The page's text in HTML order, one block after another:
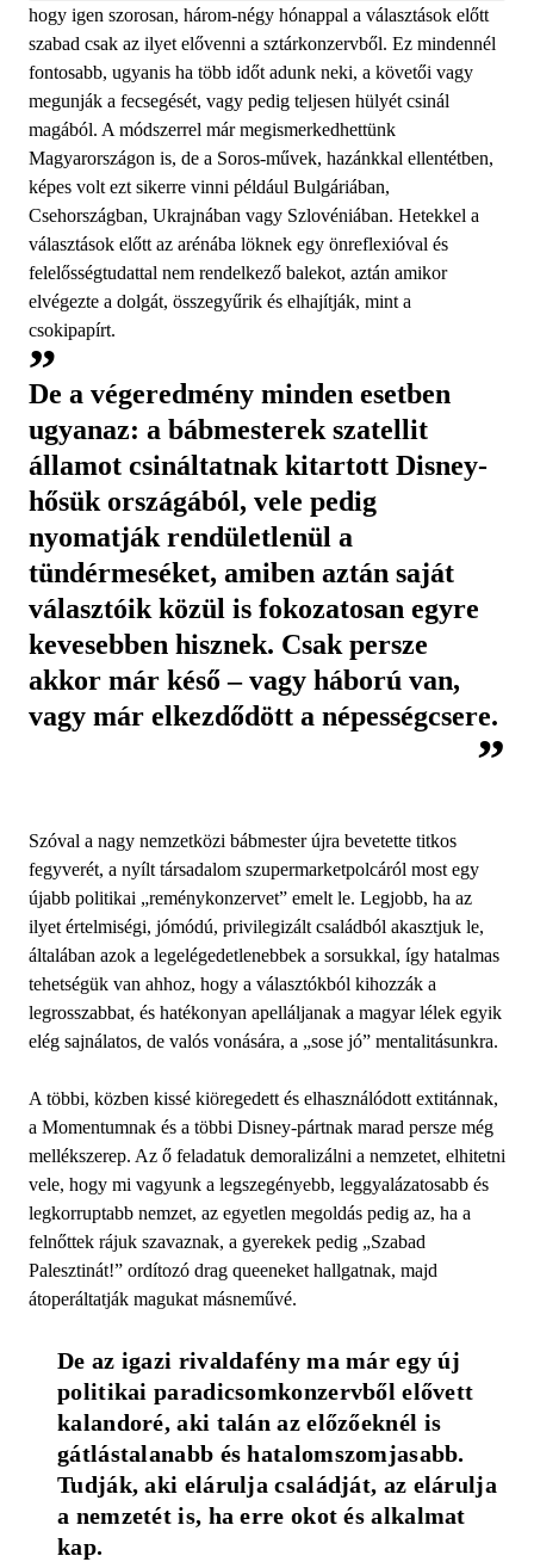
hogy igen szorosan, három-négy hónappal a választások előtt
szabad csak az ilyet elővenni a sztárkonzervből. Ez mindennél
fontosabb, ugyanis ha több időt adunk neki, a követői vagy
megunják a fecsegését, vagy pedig teljesen hülyét csinál
magából. A módszerrel már megismerkedhettünk
Magyarországon is, de a Soros-művek, hazánkkal ellentétben,
képes volt ezt sikerre vinni például Bulgáriában,
Csehországban, Ukrajnában vagy Szlovéniában. Hetekkel a
választások előtt az arénába löknek egy önreflexióval és
felelősségtudattal nem rendelkező balekot, aztán amikor
elvégezte a dolgát, összegyűrik és elhajítják, mint a
csokipapírt.
De a végeredmény minden esetben
ugyanaz: a bábmesterek szatellit
államot csináltatnak kitartott Disney-
hősük országából, vele pedig
nyomatják rendületlenül a
tündérmeséket, amiben aztán saját
választóik közül is fokozatosan egyre
kevesebben hisznek. Csak persze
akkor már késő – vagy háború van,
vagy már elkezdődött a népességcsere.
Szóval a nagy nemzetközi bábmester újra bevetette titkos
fegyverét, a nyílt társadalom szupermarketpolcáról most egy
újabb politikai „reménykonzervet” emelt le. Legjobb, ha az
ilyet értelmiségi, jómódú, privilegizált családból akasztjuk le,
általában azok a legelégedetlenebbek a sorsukkal, így hatalmas
tehetségük van ahhoz, hogy a választókból kihozzák a
legrosszabbat, és hatékonyan apelláljanak a magyar lélek egyik
elég sajnálatos, de valós vonására, a „sose jó” mentalitásunkra.
A többi, közben kissé kiöregedett és elhasználódott extitánnak,
a Momentumnak és a többi Disney-pártnak marad persze még
mellékszerep. Az ő feladatuk demoralizálni a nemzetet, elhitetni
vele, hogy mi vagyunk a legszegényebb, leggyalázatosabb és
legkorruptabb nemzet, az egyetlen megoldás pedig az, ha a
felnőttek rájuk szavaznak, a gyerekek pedig „Szabad
Palesztinát!” ordítozó drag queeneket hallgatnak, majd
átoperáltatják magukat másneművé.
De az igazi rivaldafény ma már egy új
politikai paradicsomkonzervből elővett
kalandoré, aki talán az előzőeknél is
gátlástalanabb és hatalomszomjasabb.
Tudják, aki elárulja családját, az elárulja
a nemzetét is, ha erre okot és alkalmat
kap.